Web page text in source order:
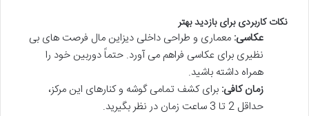
نکات کاربردی برای بازدید بهتر
عکاسی: معماری و طراحی داخلی دیزاین مال فرصت های بی
نظیری برای عکاسی فراهم می آورد. حتماً دوربین خود را
همراه داشته باشید.
زمان کافی: برای کشف تمامی گوشه و کنارهای این مرکز،
حداقل 2 تا 3 ساعت زمان در نظر بگیرید.